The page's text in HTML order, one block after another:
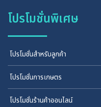
โปรโมชั่นพิเศษ
โปรโมชั่นสำหรับลูกค้า
โปรโมชั่นการเกษตร
โปรโมชั่นร้านค้าออนไลน์